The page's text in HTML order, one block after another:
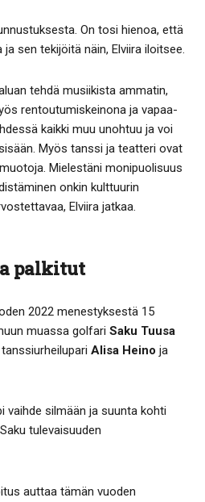
On tosi hienoa, että
sen tekijöitä näin, Elviira iloitsee.
tehdä musiikista ammatin,
rentoutumiskeinona ja vapaa-
kaikki muu unohtuu ja voi
Myös tanssi ja teatteri ovat
Mielestäni monipuolisuus
onkin kulttuurin
Elviira jatkaa.
palkitut
2022 menestyksestä 15
muassa golfari Saku Tuusa
Alisa Heino ja
vaihde silmään ja suunta kohti
tulevaisuuden
auttaa tämän vuoden